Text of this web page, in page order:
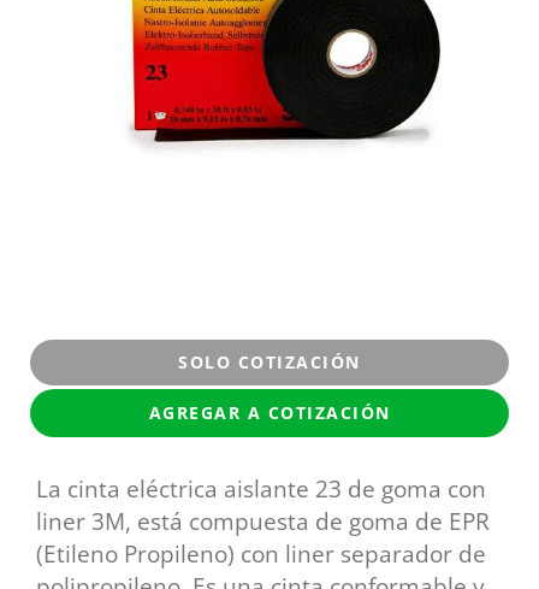
SOLO COTIZACIÓN
AGREGAR A COTIZACIÓN
La cinta eléctrica aislante 23 de goma con
liner 3M, está compuesta de goma de EPR
(Etileno Propileno) con liner separador de